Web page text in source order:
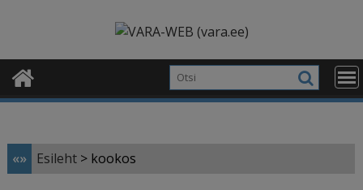
«» Esileht > kookos